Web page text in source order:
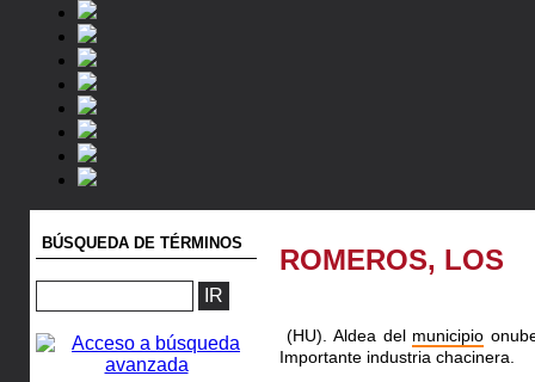
BÚSQUEDA DE TÉRMINOS
ROMEROS, LOS
(HU). Aldea del municipio
Importante industria chacinera.